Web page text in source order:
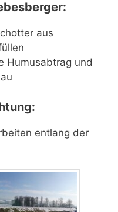
aus
Humusabtrag und
entlang der